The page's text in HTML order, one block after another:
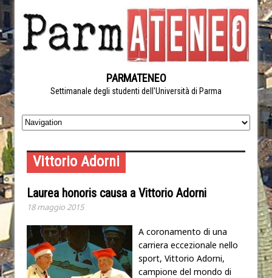
PARMATENEO
Settimanale degli studenti dell'Università di Parma
Vittorio Adorni
Laurea honoris causa a Vittorio Adorni
18 maggio 2015
A coronamento di una
carriera eccezionale nello
sport, Vittorio Adorni,
campione del mondo di